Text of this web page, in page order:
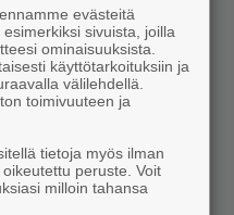
evästeitä
sivuista, joilla
ominaisuuksista.
käyttötarkoituksiin ja
välilehdellä.
toimivuuteen ja
tietoja myös ilman
peruste. Voit
milloin tahansa